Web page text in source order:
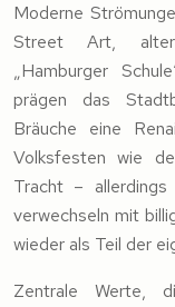
Moderne
Street Art,
„Hamburger
prägen das
Bräuche eine
Volksfesten wie
Tracht –
verwechseln mit
wieder als Teil der
Zentrale Werte,